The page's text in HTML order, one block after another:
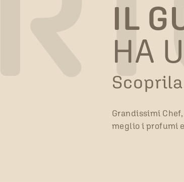
IL
HA
Grandissimi
meglio i profumi